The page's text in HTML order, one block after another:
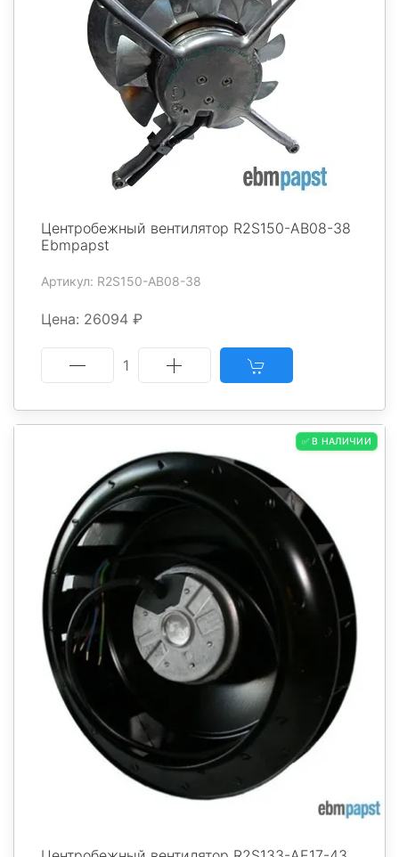
Центробежный вентилятор R2S150-AB08-38
Ebmpapst
Артикул: R2S150-AB08-38
Цена: 26094 ₽
1
✅ В НАЛИЧИИ